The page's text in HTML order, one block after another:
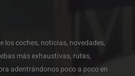
los coches, noticias, novedades,
más exhaustivas, rutas,
adentrándonos poco a poco en